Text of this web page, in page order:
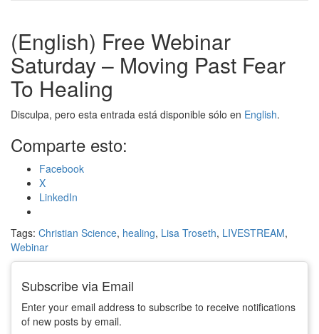
(English) Free Webinar
Saturday – Moving Past Fear
To Healing
Disculpa, pero esta entrada está disponible sólo en English.
Comparte esto:
Facebook
X
LinkedIn
Tags: Christian Science, healing, Lisa Troseth, LIVESTREAM,
Webinar
Subscribe via Email
Enter your email address to subscribe to receive notifications
of new posts by email.